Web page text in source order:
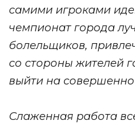
самими игроками
чемпионат города
болельщиков,
со стороны жителей
выйти на
Слаженная работа